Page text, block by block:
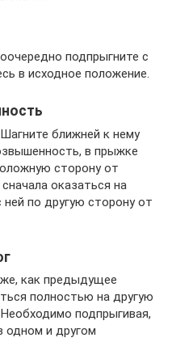
подпрыгните с
в исходное положение.
ближней к нему
в прыжке
сторону от
оказаться на
по другую сторону от
как предыдущее
полностью на другую
подпрыгивая,
одном и другом